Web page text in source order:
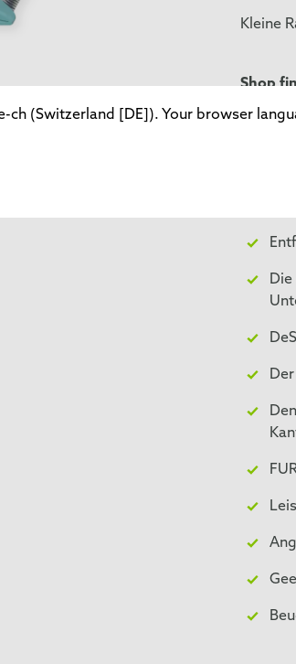
Kleine
Shop
(Switzerland [DE]). Your browser